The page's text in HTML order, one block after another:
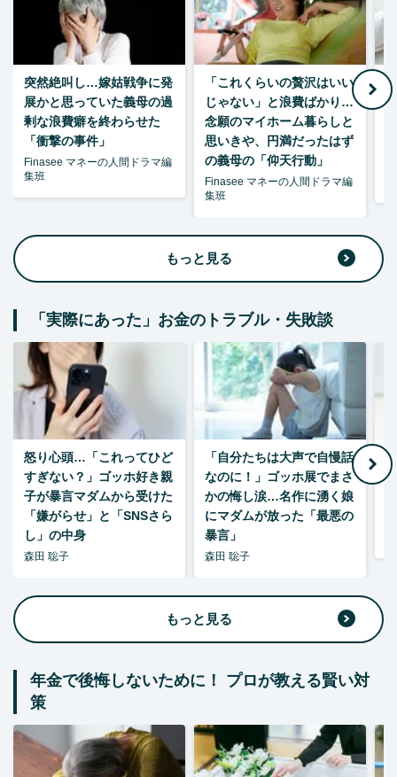
突然絶叫し…嫁姑戦争に発
展かと思っていた義母の過
剰な浪費癖を終わらせた
「衝撃の事件」
Finasee マネーの人間ドラマ編
集班
「これくらいの贅沢はいい
じゃない」と浪費ばかり…
念願のマイホーム暮らしと
思いきや、円満だったはず
の義母の「仰天行動」
Finasee マネーの人間ドラマ編
集班
もっと見る
「実際にあった」お金のトラブル・失敗談
怒り心頭…「これってひど
すぎない？」ゴッホ好き親
子が暴言マダムから受けた
「嫌がらせ」と「SNSさら
し」の中身
森田 聡子
「自分たちは大声で自慢話
なのに！」ゴッホ展でまさ
かの悔し涙…名作に湧く娘
にマダムが放った「最悪の
暴言」
森田 聡子
もっと見る
年金で後悔しないために！ プロが教える賢い対
策